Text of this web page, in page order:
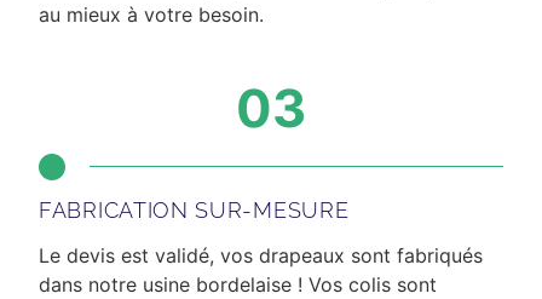
au mieux à votre besoin.
03
FABRICATION SUR-MESURE
Le devis est validé, vos drapeaux sont fabriqués
dans notre usine bordelaise ! Vos colis sont